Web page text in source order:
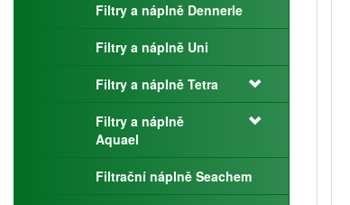
Filtry a náplně Dennerle
Filtry a náplně Uni
Filtry a náplně Tetra
Filtry a náplně
Aquael
Filtrační náplně Seachem